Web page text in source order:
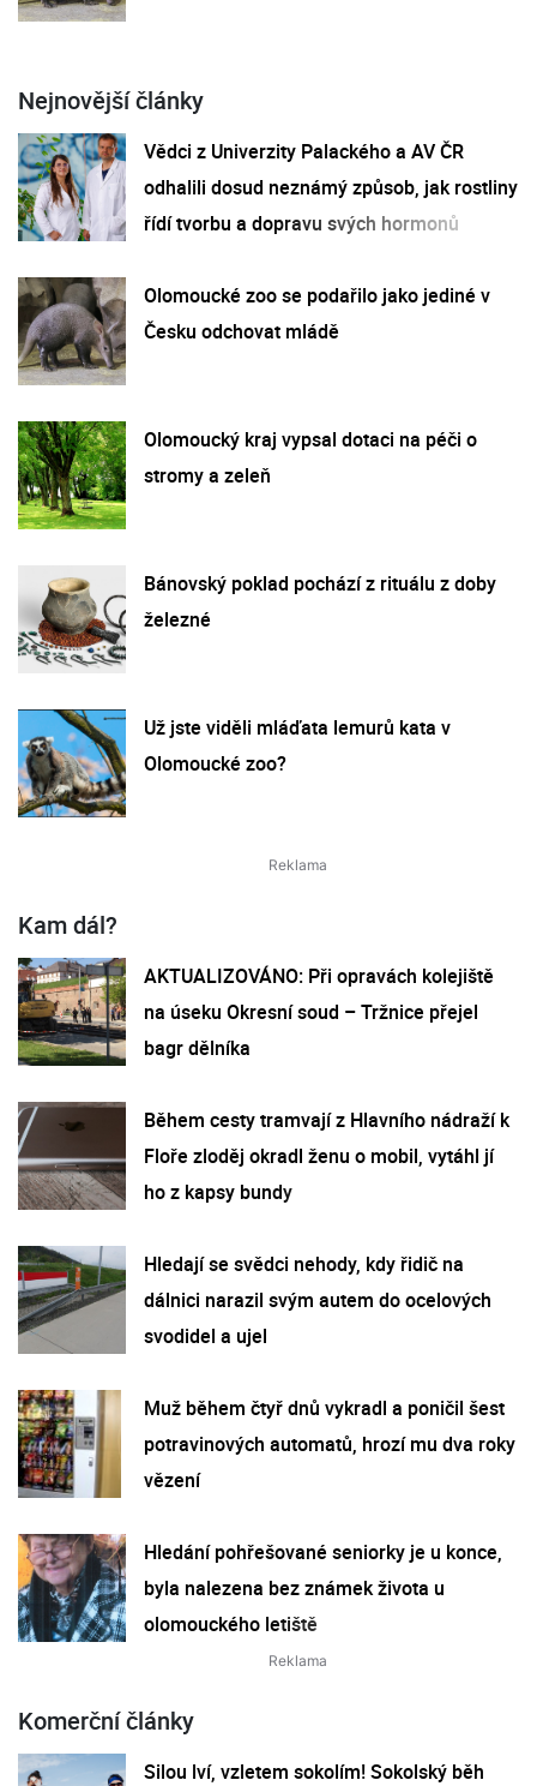
Nejnovější články
Vědci z Univerzity Palackého a AV ČR
odhalili dosud neznámý způsob, jak rostliny
řídí tvorbu a dopravu svých hormonů
Olomoucké zoo se podařilo jako jediné v
Česku odchovat mládě
Olomoucký kraj vypsal dotaci na péči o
stromy a zeleň
Bánovský poklad pochází z rituálu z doby
železné
Už jste viděli mláďata lemurů kata v
Olomoucké zoo?
Kam dál?
AKTUALIZOVÁNO: Při opravách kolejiště
na úseku Okresní soud – Tržnice přejel
bagr dělníka
Během cesty tramvají z Hlavního nádraží k
Floře zloděj okradl ženu o mobil, vytáhl jí
ho z kapsy bundy
Hledají se svědci nehody, kdy řidič na
dálnici narazil svým autem do ocelových
svodidel a ujel
Muž během čtyř dnů vykradl a poničil šest
potravinových automatů, hrozí mu dva roky
vězení
Hledání pohřešované seniorky je u konce,
byla nalezena bez známek života u
olomouckého letiště
Komerční články
Silou lví, vzletem sokolím! Sokolský běh